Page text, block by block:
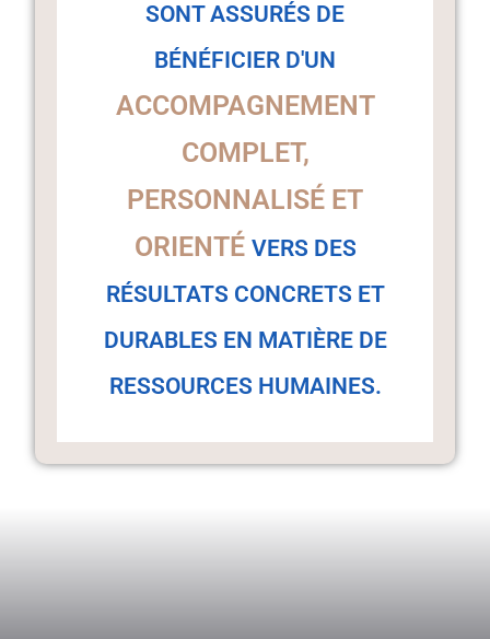
SONT ASSURÉS DE
BÉNÉFICIER D'UN
ACCOMPAGNEMENT
COMPLET,
PERSONNALISÉ ET
ORIENTÉ VERS DES
RÉSULTATS CONCRETS ET
DURABLES EN MATIÈRE DE
RESSOURCES HUMAINES.